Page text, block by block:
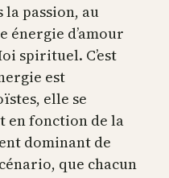
passion, au
énergie d’amour
spirituel. C’est
est
elle se
en fonction de la
dominant de
que chacun